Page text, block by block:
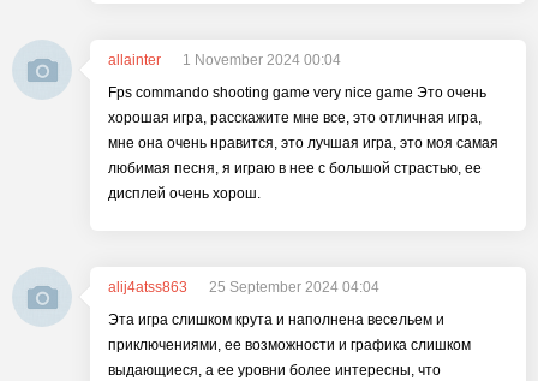
allainter
1 November 2024 00:04
Fps commando shooting game very nice game Это очень
хорошая игра, расскажите мне все, это отличная игра,
мне она очень нравится, это лучшая игра, это моя самая
любимая песня, я играю в нее с большой страстью, ее
дисплей очень хорош.
alij4atss863
25 September 2024 04:04
Эта игра слишком крута и наполнена весельем и
приключениями, ее возможности и графика слишком
выдающиеся, а ее уровни более интересны, что